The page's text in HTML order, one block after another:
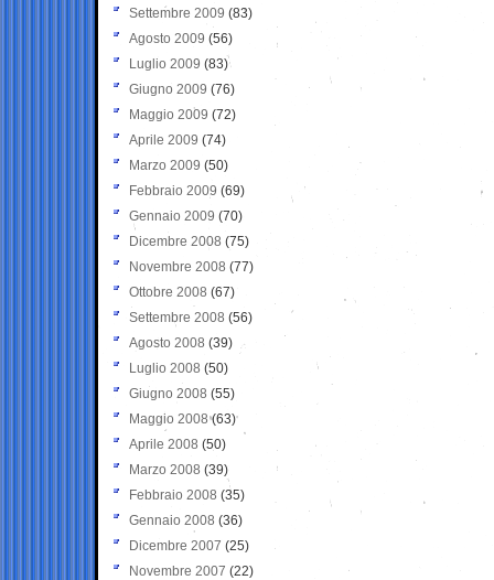
Settembre 2009 (83)
Agosto 2009 (56)
Luglio 2009 (83)
Giugno 2009 (76)
Maggio 2009 (72)
Aprile 2009 (74)
Marzo 2009 (50)
Febbraio 2009 (69)
Gennaio 2009 (70)
Dicembre 2008 (75)
Novembre 2008 (77)
Ottobre 2008 (67)
Settembre 2008 (56)
Agosto 2008 (39)
Luglio 2008 (50)
Giugno 2008 (55)
Maggio 2008(63)
Aprile 2008 (50)
Marzo 2008 (39)
Febbraio 2008 (35)
Gennaio 2008 (36)
Dicembre 2007 (25)
Novembre 2007 (22)